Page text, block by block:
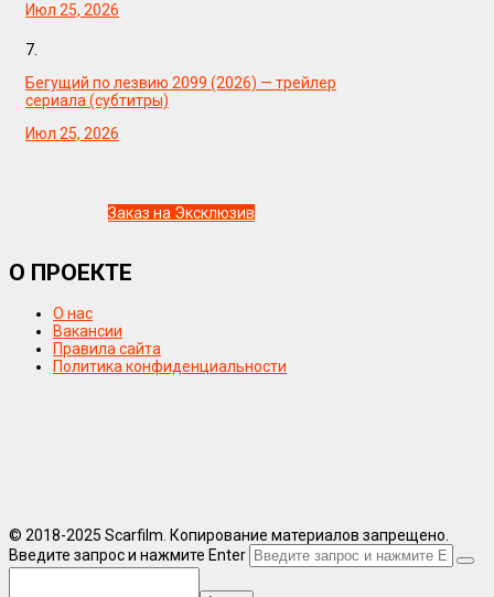
Июл 25, 2026
7.
Бегущий по лезвию 2099 (2026) — трейлер
сериала (субтитры)
Июл 25, 2026
Заказ на Эксклюзив
О ПРОЕКТЕ
О нас
Вакансии
Правила сайта
Политика конфиденциальности
© 2018-2025 Scarfilm. Копирование материалов запрещено.
Введите запрос и нажмите Enter